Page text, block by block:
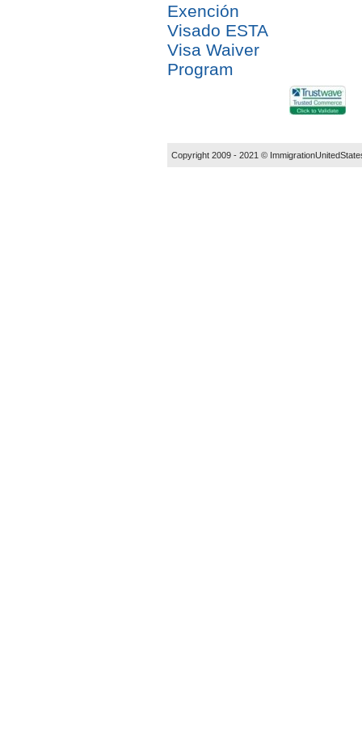
Exención
Visado ESTA
Visa Waiver
Program
Copyright 2009 - 2021 ©